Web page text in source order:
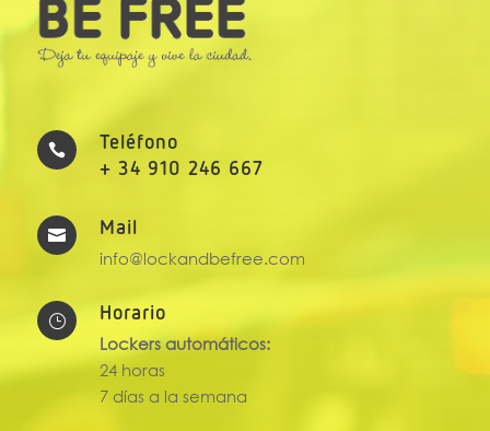

Teléfono
+ 34 910 246 667
 Mail
info@lockandbefree.com
} Horario
Lockers automáticos:
24 horas
7 días a la semana